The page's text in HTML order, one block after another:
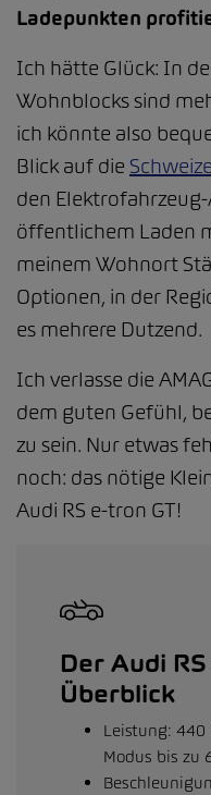
Ladepunkten
Ich hätte Glück: In
Wohnblocks sind
ich könnte also
Blick auf die
den
öffentlichem Laden
meinem Wohnort
Optionen, in der
es mehrere Dutzend.
Ich verlasse die
dem guten Gefühl,
zu sein. Nur etwas
noch: das nötige
Audi RS e-tron GT!
Der Audi
Überblick
Leistung: 440
Modus bis zu